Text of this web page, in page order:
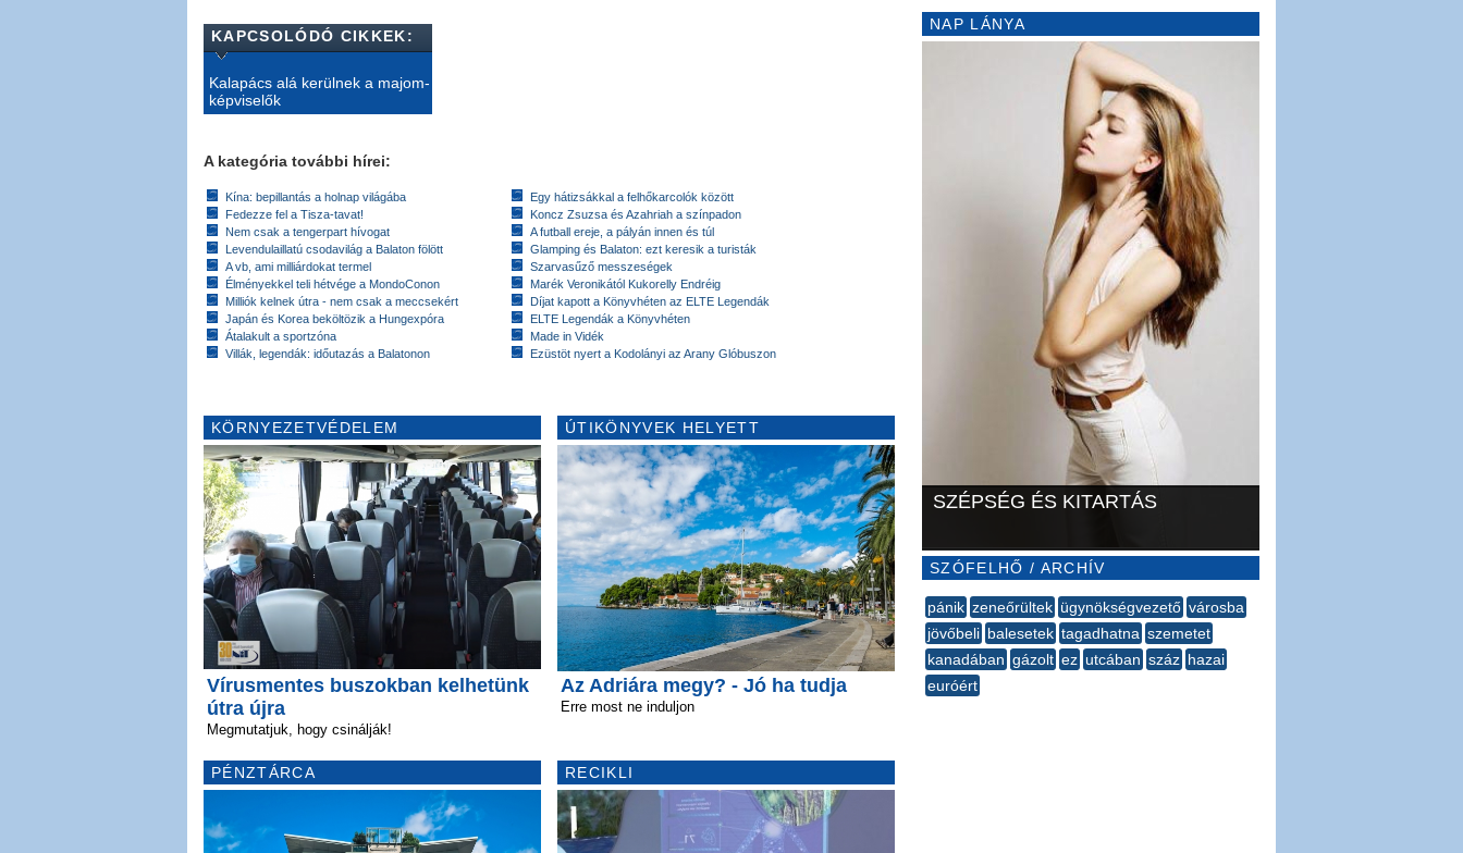
KAPCSOLÓDÓ CIKKEK:
Kalapács alá kerülnek a majom-
képviselők
A kategória további hírei:
Kína: bepillantás a holnap világába
Fedezze fel a Tisza-tavat!
Nem csak a tengerpart hívogat
Levendulaillatú csodavilág a Balaton fölött
A vb, ami milliárdokat termel
Élményekkel teli hétvége a MondoConon
Milliók kelnek útra - nem csak a meccsekért
Japán és Korea beköltözik a Hungexpóra
Átalakult a sportzóna
Villák, legendák: időutazás a Balatonon
Egy hátizsákkal a felhőkarcolók között
Koncz Zsuzsa és Azahriah a színpadon
A futball ereje, a pályán innen és túl
Glamping és Balaton: ezt keresik a turisták
Szarvasűző messzeségek
Marék Veronikától Kukorelly Endréig
Díjat kapott a Könyvhéten az ELTE Legendák
ELTE Legendák a Könyvhéten
Made in Vidék
Ezüstöt nyert a Kodolányi az Arany Glóbuszon
KÖRNYEZETVÉDELEM
Vírusmentes buszokban kelhetünk
útra újra
Megmutatjuk, hogy csinálják!
PÉNZTÁRCA
ÚTIKÖNYVEK HELYETT
Az Adriára megy? - Jó ha tudja
Erre most ne induljon
RECIKLI
NAP LÁNYA
SZÉPSÉG ÉS KITARTÁS
SZÓFELHŐ / ARCHÍV
pánik zeneőrültek ügynökségvezető városba
jövőbeli balesetek tagadhatna szemetet
kanadában gázolt ez utcában száz hazai
euróért